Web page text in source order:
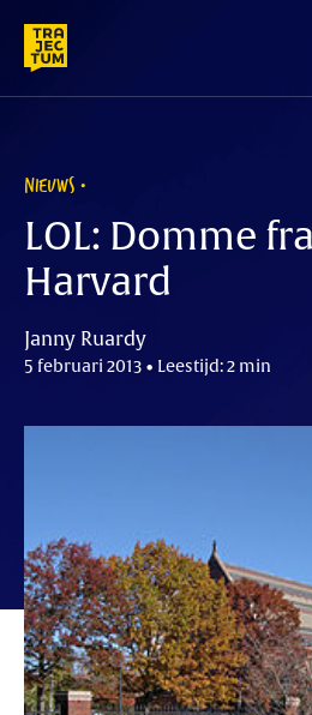
content
NIEUWS
LOL: Domme
Harvard
Janny Ruardy
5 februari 2013 • Leestijd: 2 min